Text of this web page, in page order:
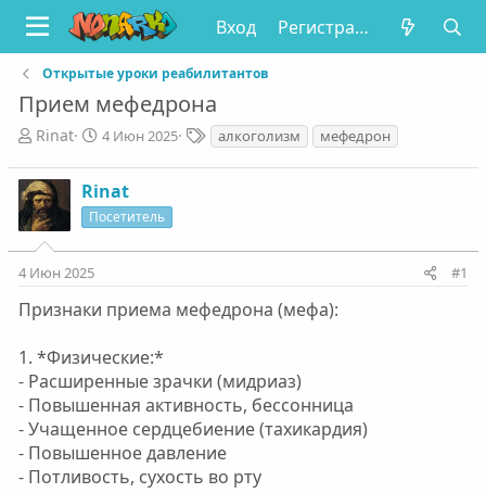
Вход Регистрация
Открытые уроки реабилитантов
Прием мефедрона
А
т
о
р
т
е
м
Rinat
Д
т
а
н
ч
а
4 Июн 2025
Т
е
г
алкоголизм мефедрон
Rinat
Посетитель
4 Июн 2025 #1
Признаки приема мефедрона (мефа):
1. *Физические:*
- Расширенные зрачки (мидриаз)
- Повышенная активность, бессонница
- Учащенное сердцебиение (тахикардия)
- Повышенное давление
- Потливость, сухость во рту